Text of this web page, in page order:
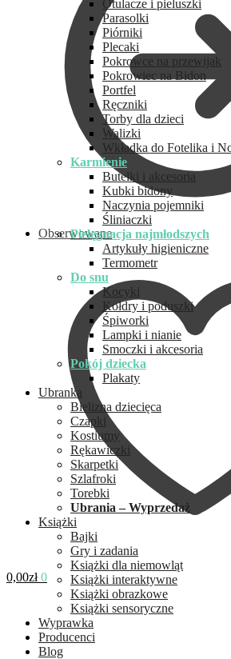
Obserwowane
0,00zł 0
Otulacze i pieluszki
Parasolki
Piórniki
Plecaki
Pokrowce na przewijak
Pokrowiec na Bidon
Portfel
Ręczniki
Torby dla dzieci
Walizki
Wkładka do Fotelika i
Karmienie
Butelki i akcesoria
Kubki bidony
Naczynia pojemniki
Śliniaczki
Pielęgnacja najmłodszych
Artykuły higieniczne
Termometr
Do snu
Kocyki
Kołdry i poduszki
Śpiworki
Lampki i nianie
Smoczki i akcesoria
Pokój dziecka
Plakaty
Ubranka
Bielizna dziecięca
Czapki
Kostiumy
Rękawiczki
Skarpetki
Szlafroki
Torebki
Ubrania – Wyprzedaż
Książki
Bajki
Gry i zadania
Książki dla niemowląt
Książki interaktywne
Książki obrazkowe
Książki sensoryczne
Wyprawka
Producenci
Blog